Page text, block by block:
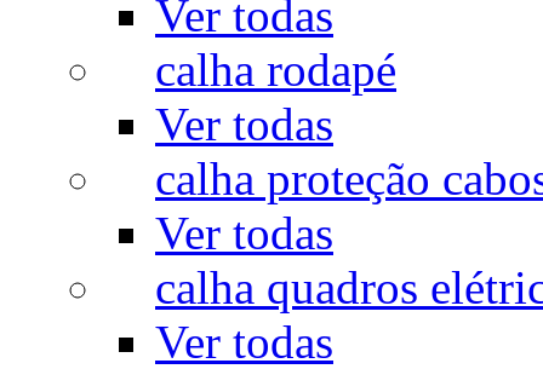
Ver todas
calha rodapé
Ver todas
calha proteção
Ver todas
calha quadros
Ver todas